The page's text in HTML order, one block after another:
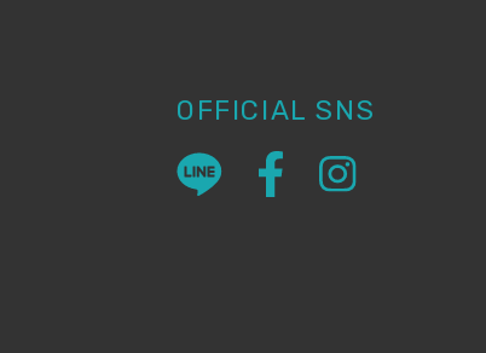
OFFICIAL SNS